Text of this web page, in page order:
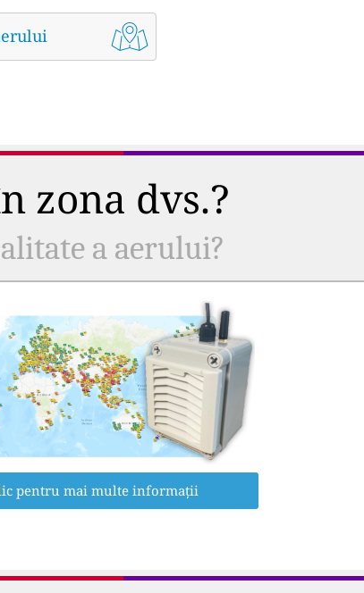
zona dvs.?
a aerului?
pentru mai multe informații